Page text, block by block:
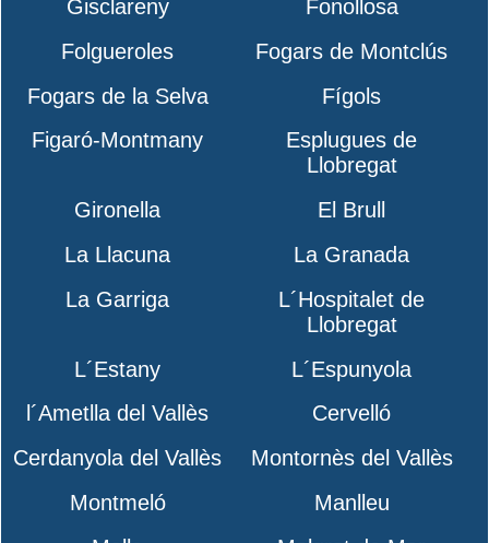
Gisclareny
Fonollosa
Folgueroles
Fogars de Montclús
Fogars de la Selva
Fígols
Figaró-Montmany
Esplugues de
Llobregat
Gironella
El Brull
La Llacuna
La Granada
La Garriga
L´Hospitalet de
Llobregat
L´Estany
L´Espunyola
l´Ametlla del Vallès
Cervelló
Cerdanyola del Vallès
Montornès del Vallès
Montmeló
Manlleu